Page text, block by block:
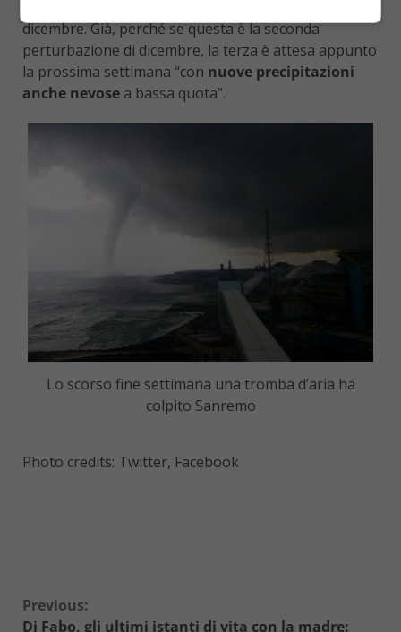
dicembre. Già, perché se questa è la seconda
perturbazione di dicembre, la terza è attesa appunto
la prossima settimana “con nuove precipitazioni
anche nevose a bassa quota”.
Lo scorso fine settimana una tromba d’aria ha
colpito Sanremo
Photo credits: Twitter, Facebook
Continue
Previous:
Dj Fabo, gli ultimi istanti di vita con la madre: